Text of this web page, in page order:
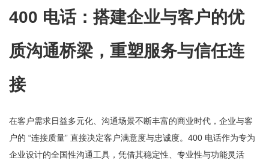
400 电话：搭建企业与客户的优
质沟通桥梁，重塑服务与信任连
接
在客户需求日益多元化、沟通场景不断丰富的商业时代，企业与客
户的 “连接质量” 直接决定客户满意度与忠诚度。400 电话作为专为
企业设计的全国性沟通工具，凭借其稳定性、专业性与功能灵活